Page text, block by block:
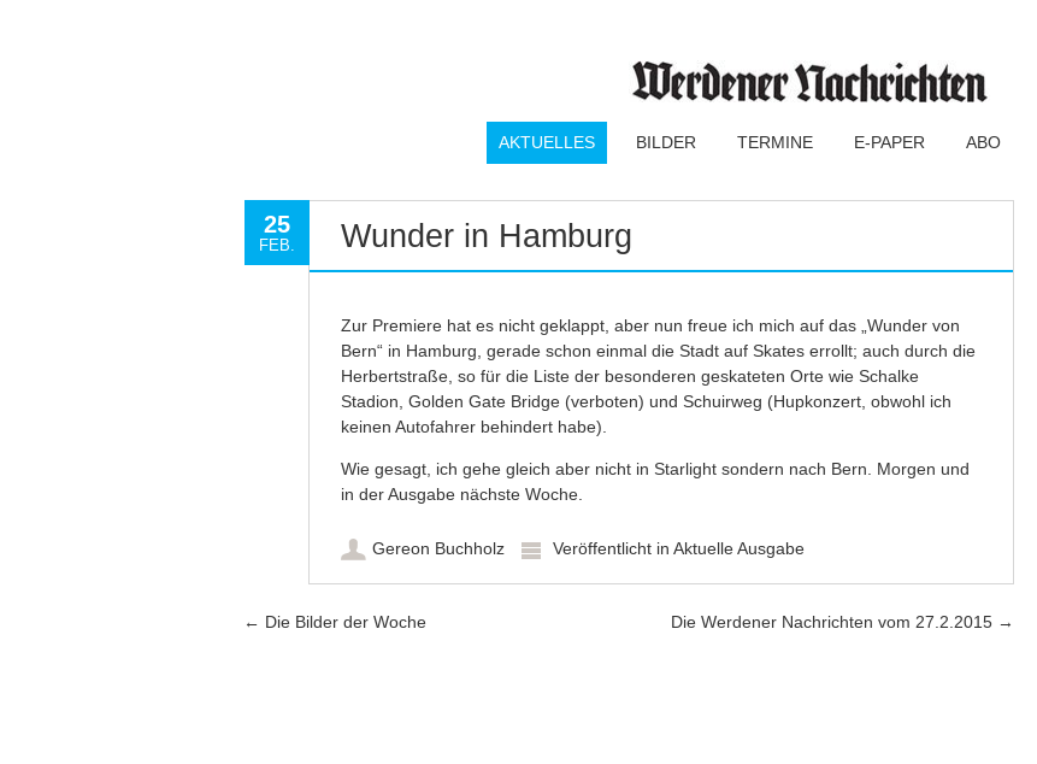
AKTUELLES BILDER TERMINE E-PAPER ABO
25
FEB. Wunder in Hamburg
Zur Premiere hat es nicht geklappt, aber nun freue ich mich auf das „Wunder von
Bern“ in Hamburg, gerade schon einmal die Stadt auf Skates errollt; auch durch die
Herbertstraße, so für die Liste der besonderen geskateten Orte wie Schalke
Stadion, Golden Gate Bridge (verboten) und Schuirweg (Hupkonzert, obwohl ich
keinen Autofahrer behindert habe).
Wie gesagt, ich gehe gleich aber nicht in Starlight sondern nach Bern. Morgen und
in der Ausgabe nächste Woche.
Gereon Buchholz Veröffentlicht in Aktuelle Ausgabe
Artikel-Navigation
← Die Bilder der Woche Die Werdener Nachrichten vom 27.2.2015 →